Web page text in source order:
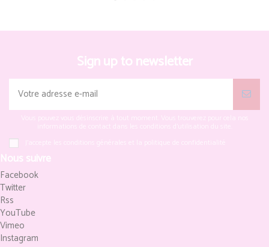
Sign up to newsletter
Nous suivre
Facebook
Twitter
Rss
YouTube
Vimeo
Instagram